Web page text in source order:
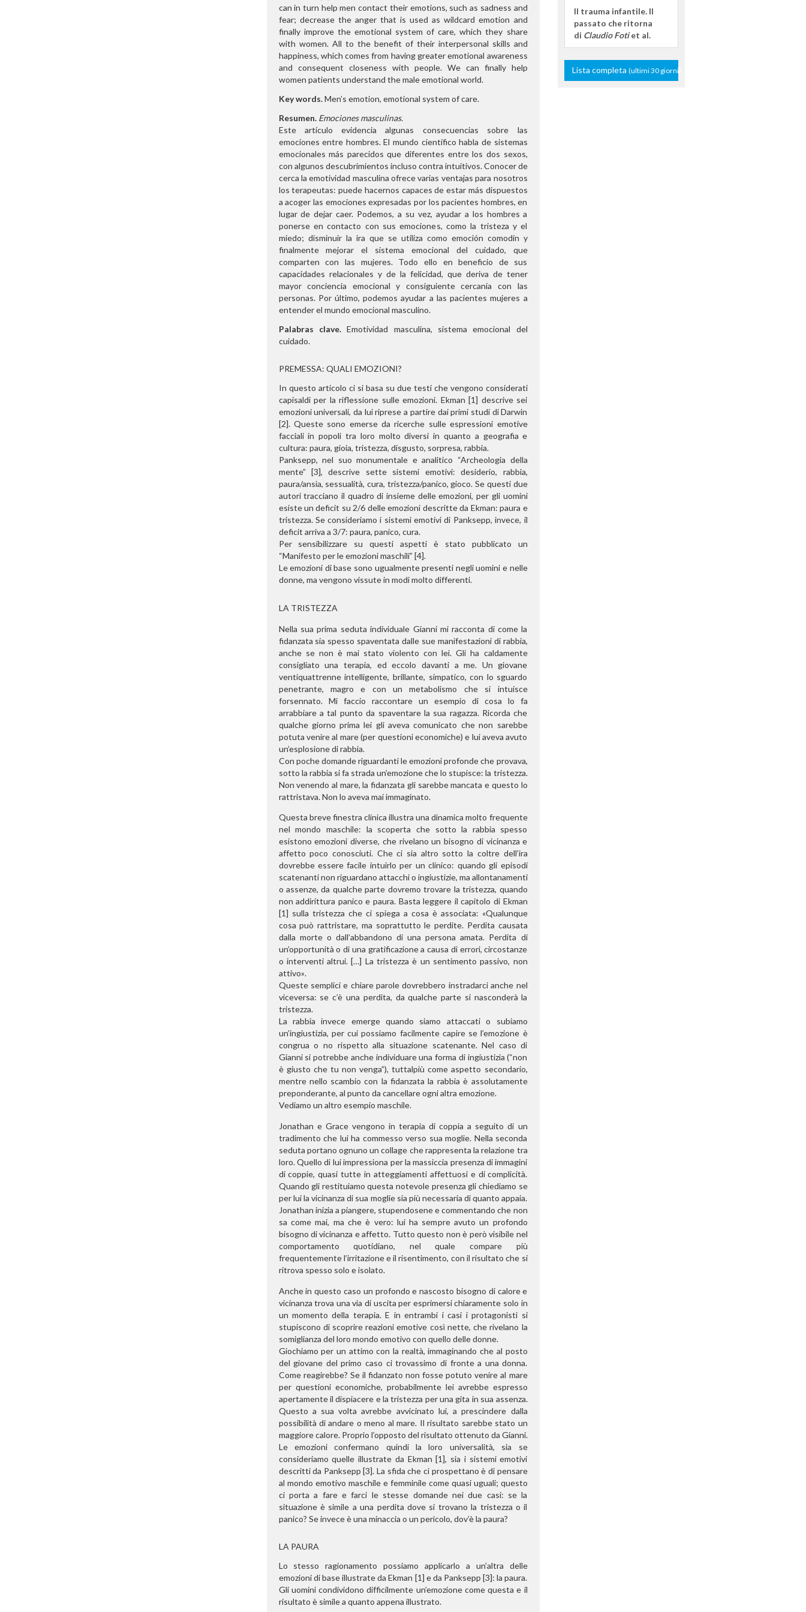
can in turn help men contact their emotions, such as sadness and
fear; decrease the anger that is used as wildcard emotion and
finally improve the emotional system of care, which they share
with women. All to the benefit of their interpersonal skills and
happiness, which comes from having greater emotional awareness
and consequent closeness with people. We can finally help
women patients understand the male emotional world.
Key words.Men’s emotion, emotional system of care.
Resumen. Emociones masculinas.
Este artículo evidencia algunas consecuencias sobre las
emociones entre hombres. El mundo científico habla de sistemas
emocionales más parecidos que diferentes entre los dos sexos,
con algunos descubrimientos incluso contra intuitivos. Conocer de
cerca la emotividad masculina ofrece varias ventajas para nosotros
los terapeutas: puede hacernos capaces de estar más dispuestos
a acoger las emociones expresadas por los pacientes hombres, en
lugar de dejar caer. Podemos, a su vez, ayudar a los hombres a
ponerse en contacto con sus emociones, como la tristeza y el
miedo; disminuir la ira que se utiliza como emoción comodín y
finalmente mejorar el sistema emocional del cuidado, que
comparten con las mujeres. Todo ello en beneficio de sus
capacidades relacionales y de la felicidad, que deriva de tener
mayor conciencia emocional y consiguiente cercanía con las
personas. Por último, podemos ayudar a las pacientes mujeres a
entender el mundo emocional masculino.
Palabras clave.Emotividad masculina, sistema emocional del
cuidado.
PREMESSA: QUALI EMOZIONI?
In questo articolo ci si basa su due testi che vengono considerati
capisaldi per la riflessione sulle emozioni. Ekman [1] descrive sei
emozioni universali, da lui riprese a partire dai primi studi di Darwin
[2]. Queste sono emerse da ricerche sulle espressioni emotive
facciali in popoli tra loro molto diversi in quanto a geografia e
cultura: paura, gioia, tristezza, disgusto, sorpresa, rabbia.
Panksepp, nel suo monumentale e analitico “Archeologia della
mente” [3], descrive sette sistemi emotivi: desiderio, rabbia,
paura/ansia, sessualità, cura, tristezza/panico, gioco. Se questi due
autori tracciano il quadro di insieme delle emozioni, per gli uomini
esiste un deficit su 2/6 delle emozioni descritte da Ekman: paura e
tristezza. Se consideriamo i sistemi emotivi di Panksepp, invece, il
deficit arriva a 3/7: paura, panico, cura.
Per sensibilizzare su questi aspetti è stato pubblicato un
“Manifesto per le emozioni maschili” [4].
Le emozioni di base sono ugualmente presenti negli uomini e nelle
donne, ma vengono vissute in modi molto differenti.
LA TRISTEZZA
Nella sua prima seduta individuale Gianni mi racconta di come la
fidanzata sia spesso spaventata dalle sue manifestazioni di rabbia,
anche se non è mai stato violento con lei. Gli ha caldamente
consigliato una terapia, ed eccolo davanti a me. Un giovane
ventiquattrenne intelligente, brillante, simpatico, con lo sguardo
penetrante, magro e con un metabolismo che si intuisce
forsennato. Mi faccio raccontare un esempio di cosa lo fa
arrabbiare a tal punto da spaventare la sua ragazza. Ricorda che
qualche giorno prima lei gli aveva comunicato che non sarebbe
potuta venire al mare (per questioni economiche) e lui aveva avuto
un’esplosione di rabbia.
Con poche domande riguardanti le emozioni profonde che provava,
sotto la rabbia si fa strada un’emozione che lo stupisce: la tristezza.
Non venendo al mare, la fidanzata gli sarebbe mancata e questo lo
rattristava. Non lo aveva mai immaginato.
Questa breve finestra clinica illustra una dinamica molto frequente
nel mondo maschile: la scoperta che sotto la rabbia spesso
esistono emozioni diverse, che rivelano un bisogno di vicinanza e
affetto poco conosciuti. Che ci sia altro sotto la coltre dell’ira
dovrebbe essere facile intuirlo per un clinico: quando gli episodi
scatenanti non riguardano attacchi o ingiustizie, ma allontanamenti
o assenze, da qualche parte dovremo trovare la tristezza, quando
non addirittura panico e paura. Basta leggere il capitolo di Ekman
[1] sulla tristezza che ci spiega a cosa è associata: «Qualunque
cosa può rattristare, ma soprattutto le perdite. Perdita causata
dalla morte o dall’abbandono di una persona amata. Perdita di
un’opportunità o di una gratificazione a causa di errori, circostanze
o interventi altrui. […] La tristezza è un sentimento passivo, non
attivo».
Queste semplici e chiare parole dovrebbero instradarci anche nel
viceversa: se c’è una perdita, da qualche parte si nasconderà la
tristezza.
La rabbia invece emerge quando siamo attaccati o subiamo
un’ingiustizia, per cui possiamo facilmente capire se l’emozione è
congrua o no rispetto alla situazione scatenante. Nel caso di
Gianni si potrebbe anche individuare una forma di ingiustizia (“non
è giusto che tu non venga”), tuttalpiù come aspetto secondario,
mentre nello scambio con la fidanzata la rabbia è assolutamente
preponderante, al punto da cancellare ogni altra emozione.
Vediamo un altro esempio maschile.
Jonathan e Grace vengono in terapia di coppia a seguito di un
tradimento che lui ha commesso verso sua moglie. Nella seconda
seduta portano ognuno un collage che rappresenta la relazione tra
loro. Quello di lui impressiona per la massiccia presenza di immagini
di coppie, quasi tutte in atteggiamenti affettuosi e di complicità.
Quando gli restituiamo questa notevole presenza gli chiediamo se
per lui la vicinanza di sua moglie sia più necessaria di quanto appaia.
Jonathan inizia a piangere, stupendosene e commentando che non
sa come mai, ma che è vero: lui ha sempre avuto un profondo
bisogno di vicinanza e affetto. Tutto questo non è però visibile nel
comportamento quotidiano, nel quale compare più
frequentemente l’irritazione e il risentimento, con il risultato che si
ritrova spesso solo e isolato.
Anche in questo caso un profondo e nascosto bisogno di calore e
vicinanza trova una via di uscita per esprimersi chiaramente solo in
un momento della terapia. E in entrambi i casi i protagonisti si
stupiscono di scoprire reazioni emotive così nette, che rivelano la
somiglianza del loro mondo emotivo con quello delle donne.
Giochiamo per un attimo con la realtà, immaginando che al posto
del giovane del primo caso ci trovassimo di fronte a una donna.
Come reagirebbe? Se il fidanzato non fosse potuto venire al mare
per questioni economiche, probabilmente lei avrebbe espresso
apertamente il dispiacere e la tristezza per una gita in sua assenza.
Questo a sua volta avrebbe avvicinato lui, a prescindere dalla
possibilità di andare o meno al mare. Il risultato sarebbe stato un
maggiore calore. Proprio l’opposto del risultato ottenuto da Gianni.
Le emozioni confermano quindi la loro universalità, sia se
consideriamo quelle illustrate da Ekman [1], sia i sistemi emotivi
descritti da Panksepp [3]. La sfida che ci prospettano è di pensare
al mondo emotivo maschilee femminile come quasi uguali; questo
ci porta a fare e farci le stesse domande nei due casi: se la
situazione è simile a una perdita dove si trovano la tristezza o il
panico? Se invece è una minaccia o un pericolo, dov’è la paura?
LA PAURA
Lo stesso ragionamento possiamo applicarlo a un’altra delle
emozioni di base illustrate da Ekman [1] e da Panksepp [3]: la paura.
Gli uomini condividono difficilmente un’emozione come questa e il
risultato è simile a quanto appena illustrato.
Il trauma infantile. Il
passato che ritorna
di Claudio Fotiet al.
Lista completa (ultimi 30 giorni)